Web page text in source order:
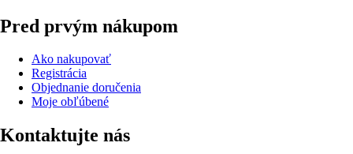
Pred prvým nákupom
Ako nakupovať
Registrácia
Objednanie doručenia
Moje obľúbené
Kontaktujte nás